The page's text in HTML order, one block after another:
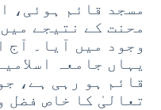
مسجد قائم ہوئی،
محنت کے نتیجے
وجود میں آیا۔ آج
یہاں جامعہ
قائم ہو رہی ہے،
تعالیٰ کا خاص فضل